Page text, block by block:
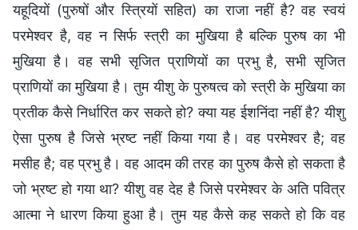
यहूदियों (पुरुषों और स्त्रियों सहित) का राजा नहीं है? वह स्वयं
परमेश्वर है, वह न सिर्फ स्त्री का मुखिया है बल्कि पुरुष का भी
मुखिया है। वह सभी सृजित प्राणियों का प्रभु है, सभी सृजित
प्राणियों का मुखिया है। तुम यीशु के पुरुषत्व को स्त्री के मुखिया का
प्रतीक कैसे निर्धारित कर सकते हो? क्या यह ईशनिंदा नहीं है? यीशु
ऐसा पुरुष है जिसे भ्रष्ट नहीं किया गया है। वह परमेश्वर है; वह
मसीह है; वह प्रभु है। वह आदम की तरह का पुरुष कैसे हो सकता है
जो भ्रष्ट हो गया था? यीशु वह देह है जिसे परमेश्वर के अति पवित्र
आत्मा ने धारण किया हुआ है। तुम यह कैसे कह सकते हो कि वह